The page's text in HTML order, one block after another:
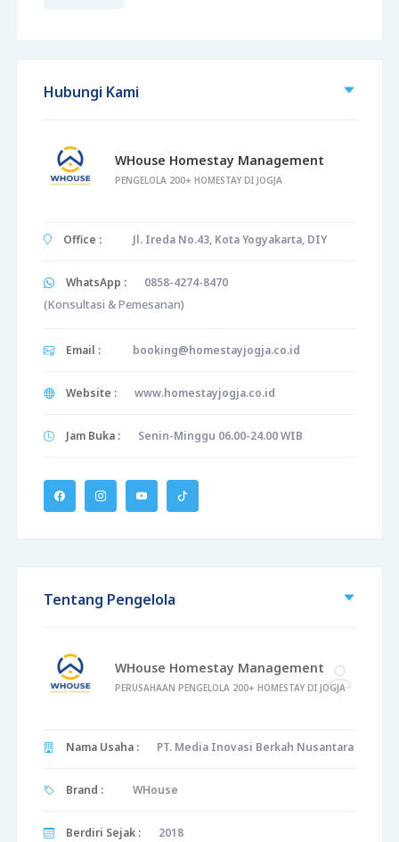
Hubungi Kami
WHouse Homestay Management
PENGELOLA 200+ HOMESTAY DI JOGJA
Office : Jl. Ireda No.43, Kota Yogyakarta, DIY
WhatsApp : 0858-4274-8470
(Konsultasi & Pemesanan)
Email : booking@homestayjogja.co.id
Website : www.homestayjogja.co.id
Jam Buka : Senin-Minggu 06.00-24.00 WIB
Tentang Pengelola
WHouse Homestay Management
PERUSAHAAN PENGELOLA 200+ HOMESTAY DI JOGJA
Nama Usaha : PT. Media Inovasi Berkah Nusantara
Brand : WHouse
Berdiri Sejak : 2018